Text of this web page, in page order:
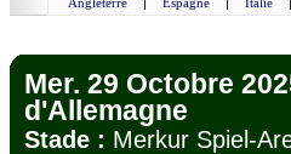
Mer. 29 Octobre
d'Allemagne
Stade : Merkur Spiel-